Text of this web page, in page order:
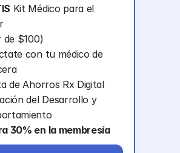
Kit Médico para el
de $100)
con tu médico de
de Ahorros Rx Digital
del Desarrollo y
30% en la membresía
de Frente Gratis